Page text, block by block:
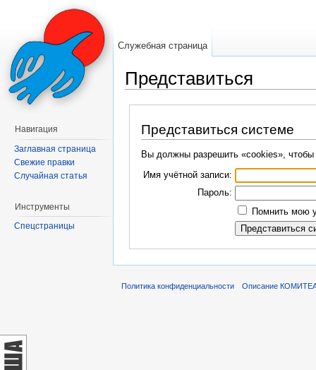
Представиться
Представиться системе
Вы должны разрешить «cookies», чтобы
Имя учётной записи:
Пароль:
Помнить мою
Служебная страница
Навигация
Заглавная страница
Свежие правки
Случайная статья
Инструменты
Спецстраницы
Политика конфиденциальности Описание